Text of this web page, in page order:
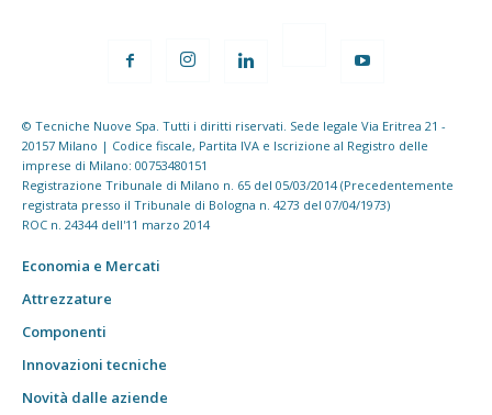
© Tecniche Nuove Spa. Tutti i diritti riservati. Sede legale Via Eritrea 21 -
20157 Milano | Codice fiscale, Partita IVA e Iscrizione al Registro delle
imprese di Milano: 00753480151
Registrazione Tribunale di Milano n. 65 del 05/03/2014 (Precedentemente
registrata presso il Tribunale di Bologna n. 4273 del 07/04/1973)
ROC n. 24344 dell'11 marzo 2014
Economia e Mercati
Attrezzature
Componenti
Innovazioni tecniche
Novità dalle aziende